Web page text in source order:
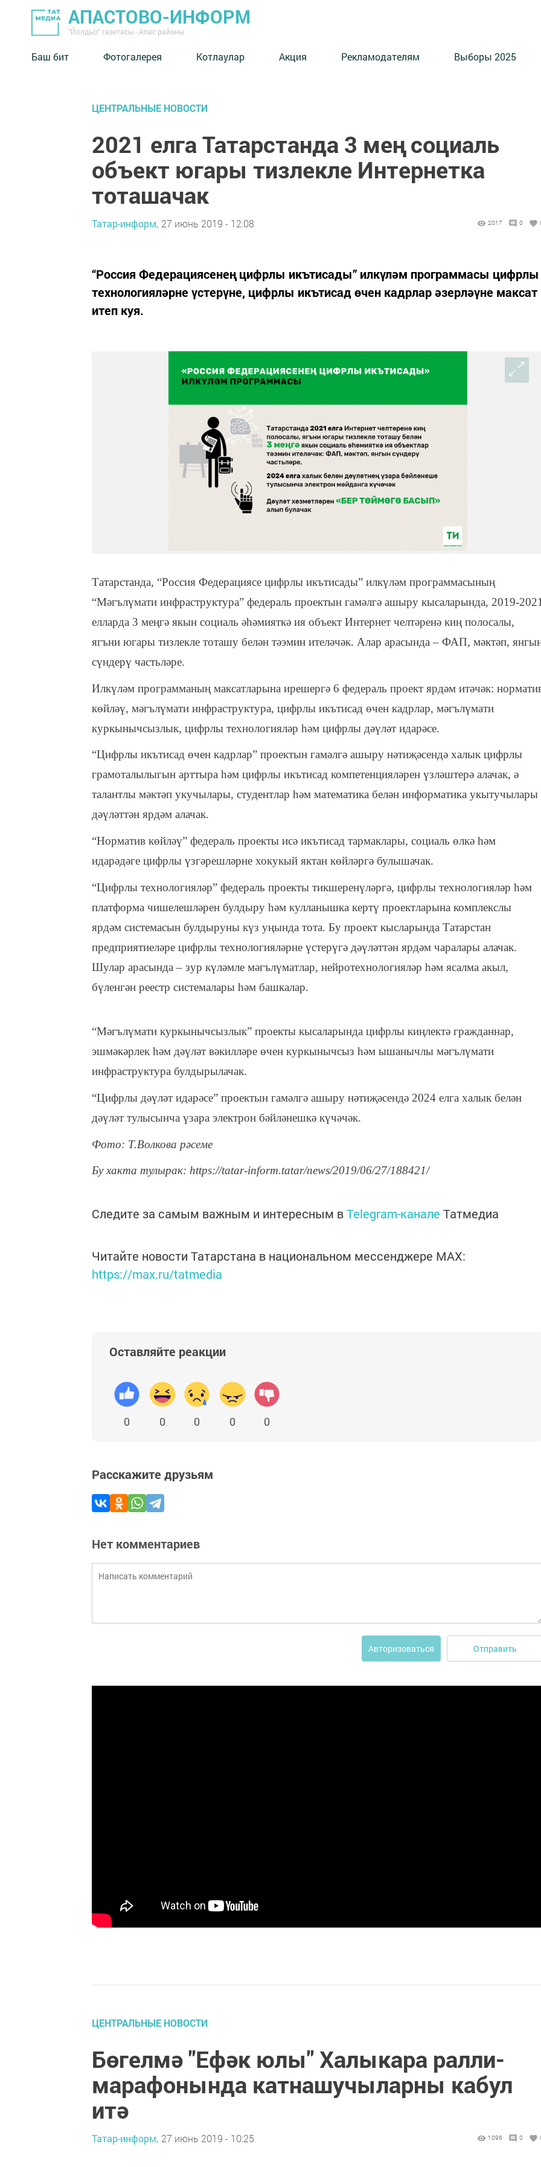
АПАСТОВО-ИНФОРМ
"Йолдыз" газетасы - Апас районы
Баш бит Фотогалерея Котлаулар Акция Рекламодателям Выборы 2025
ЦЕНТРАЛЬНЫЕ НОВОСТИ
2021 елга Татарстанда 3 мең социаль
объект югары тизлекле Интернетка
тоташачак
Татар-информ, 27 июнь 2019 - 12:08 2017 0
“Россия Федерациясенең цифрлы икътисады” илкүләм программасы цифрлы
технологияләрне үстерүне, цифрлы икътисад өчен кадрлар әзерләүне максат
итеп куя.
Татарстанда, “Россия Федерациясе цифрлы икътисады” илкүләм программасының
“Мәгълүмати инфраструктура” федераль проектын гамәлгә ашыру кысаларында, 2019-2021
елларда 3 меңгә якын социаль әһәмияткә ия объект Интернет челтәренә киң полосалы,
ягъни югары тизлекле тоташу белән тәэмин ителәчәк. Алар арасында – ФАП, мәктәп,
сүндерү частьләре.
Илкүләм программаның максатларына ирешергә 6 федераль проект ярдәм итәчәк:
көйләү, мәгълүмати инфраструктура, цифрлы икътисад өчен кадрлар, мәгълүмати
куркынычсызлык, цифрлы технологияләр һәм цифрлы дәүләт идарәсе.
“Цифрлы икътисад өчен кадрлар” проектын гамәлгә ашыру нәтиҗәсендә халык цифрлы
грамоталылыгын арттыра һәм цифрлы икътисад компетенцияләрен үзләштерә алачак, ә
талантлы мәктәп укучылары, студентлар һәм математика белән информатика укытучылары
дәүләттән ярдәм алачак.
“Норматив көйләү” федераль проекты исә икътисад тармаклары, социаль өлкә һәм
идарәдәге цифрлы үзгәрешләрне хокукый яктан көйләргә булышачак.
“Цифрлы технологияләр” федераль проекты тикшеренүләргә, цифрлы технологияләр һәм
платформа чишелешләрен булдыру һәм кулланышка кертү проектларына комплекслы
ярдәм системасын булдыруны күз уңында тота. Бу проект кысларында Татарстан
предприятиеләре цифрлы технологияләрне үстерүгә дәүләттән ярдәм чаралары алачак.
Шулар арасында – зур күләмле мәгълүматлар, нейротехнологияләр һәм ясалма акыл,
бүленгән реестр системалары һәм башкалар.
“Мәгълүмати куркынычсызлык” проекты кысаларында цифрлы киңлектә гражданнар,
эшмәкәрлек һәм дәүләт вәкилләре өчен куркынычсыз һәм ышанычлы мәгълүмати
инфраструктура булдырылачак.
“Цифрлы дәүләт идарәсе” проектын гамәлгә ашыру нәтиҗәсендә 2024 елга халык белән
дәүләт тулысынча үзара электрон бәйләнешкә күчәчәк.
Фото: Т.Волкова рәсеме
Бу хакта тулырак: https://tatar-inform.tatar/news/2019/06/27/188421/
Следите за самым важным и интересным вTelegram-канале Татмедиа
Читайте новости Татарстана в национальном мессенджере MАХ:
https://max.ru/tatmedia
Оставляйте реакции
0 0 0 0 0
Расскажите друзьям
Нет комментариев
Авторизоваться Отправить
ЦЕНТРАЛЬНЫЕ НОВОСТИ
Бөгелмә "Ефәк юлы" Халыкара ралли-
марафонында катнашучыларны кабул
итә
Татар-информ, 27 июнь 2019 - 10:25 1096 0